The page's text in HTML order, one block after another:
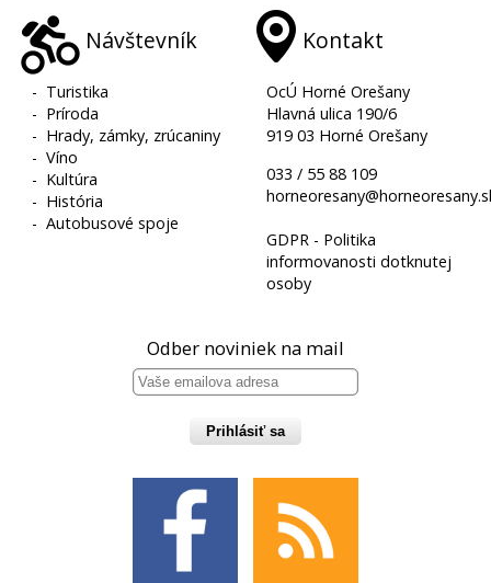
Návštevník
- Turistika
- Príroda
- Hrady, zámky, zrúcaniny
-Víno
- Kultúra
- História
-Autobusové spoje
Kontakt
OcÚ Horné Orešany
Hlavná ulica 190/6
919 03 Horné Orešany
033 / 55 88 109
GDPR - Politika
informovanosti dotknutej
osoby
Odber noviniek na mail
Prihlásiť sa